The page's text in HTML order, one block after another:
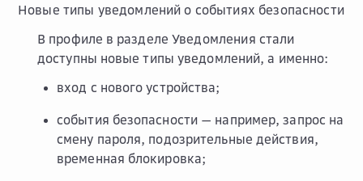
Новые типы уведомлений о событиях безопасности
В профиле в разделе Уведомления стали
доступны новые типы уведомлений, а именно:
вход с нового устройства;
события безопасности — например, запрос на
смену пароля, подозрительные действия,
временная блокировка;